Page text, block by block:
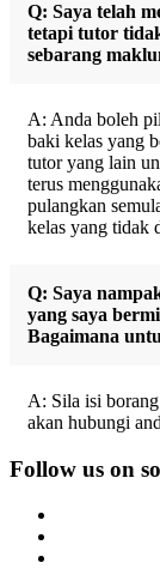
Q: Saya telah
tetapi tutor
sebarang
A: Anda boleh
baki kelas yang
tutor yang lain
terus
pulangkan
kelas yang tidak
Q: Saya
yang saya
Bagaimana
A: Sila isi borang
akan hubungi
Follow us on